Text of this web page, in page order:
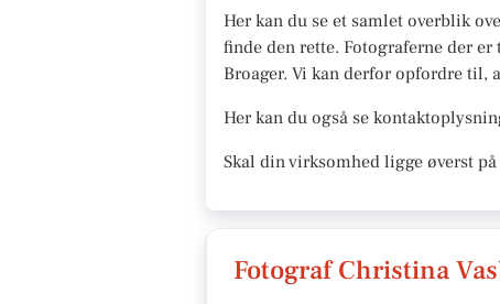
Her kan du se et samlet overblik
finde den rette. Fotograferne der
Broager. Vi kan derfor opfordre til,
Her kan du også se
Skal din virksomhed ligge øverst
Fotograf Christina